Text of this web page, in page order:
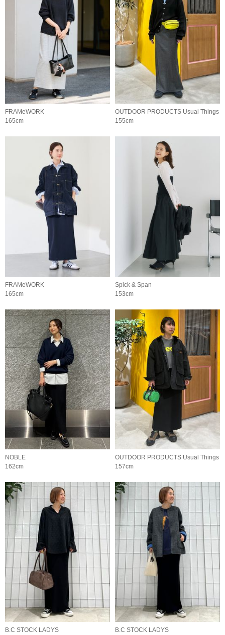
FRAMeWORK
165cm
OUTDOOR PRODUCTS Usual Things
155cm
FRAMeWORK
165cm
Spick & Span
153cm
NOBLE
162cm
OUTDOOR PRODUCTS Usual Things
157cm
B.C STOCK LADYS
B.C STOCK LADYS